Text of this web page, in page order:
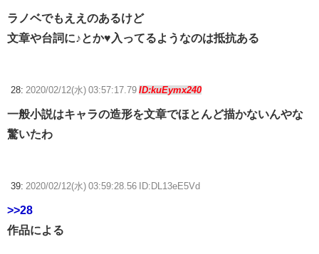
ラノベでもええのあるけど
文章や台詞に♪とか♥入ってるようなのは抵抗ある
28: 2020/02/12(水) 03:57:17.79 ID:kuEymx240
一般小説はキャラの造形を文章でほとんど描かないんやな
驚いたわ
39: 2020/02/12(水) 03:59:28.56 ID:DL13eE5Vd
>>28
作品による